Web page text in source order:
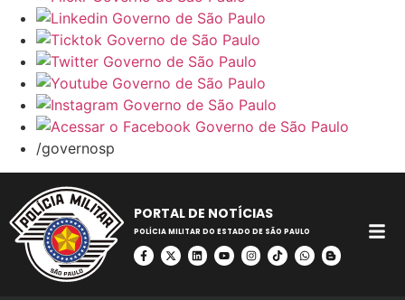
/governosp
PORTAL DE NOTÍCIAS
POLÍCIA MILITAR DO ESTADO DE SÃO PAULO